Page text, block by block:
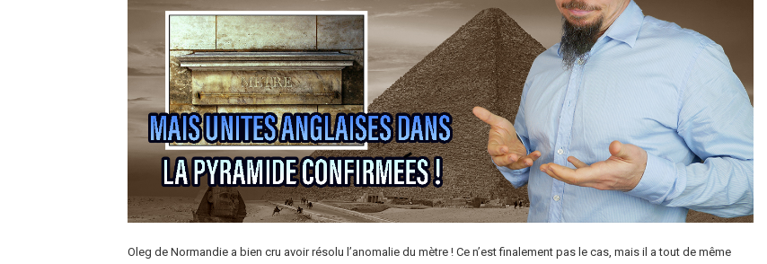
Oleg de Normandie a bien cru avoir résolu l’anomalie du mètre ! Ce n’est finalement pas le cas, mais il a tout de même